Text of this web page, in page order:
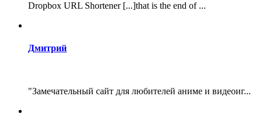
Dropbox URL Shortener [...]that is the end of ...
Дмитрий
"Замечательный сайт для любителей аниме и видеоиг...